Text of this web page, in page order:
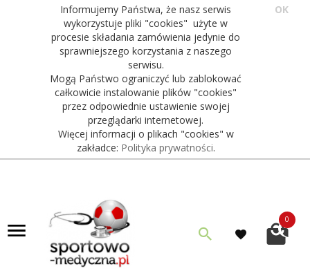
Informujemy Państwa, że nasz serwis
wykorzystuje pliki "cookies" użyte w
procesie składania zamówienia jedynie do
sprawniejszego korzystania z naszego
serwisu.
Mogą Państwo ograniczyć lub zablokować
całkowicie instalowanie plików "cookies"
przez odpowiednie ustawienie swojej
przeglądarki internetowej.
Więcej informacji o plikach "cookies" w
zakładce: Polityka prywatności.
OK
0